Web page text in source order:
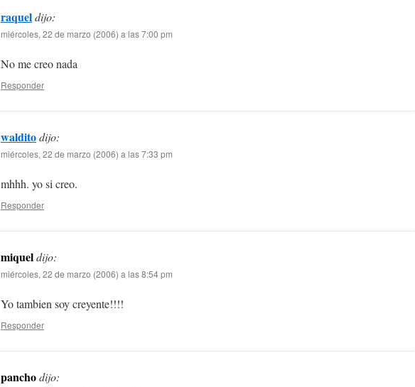
raqueldijo:
miércoles, 22 de marzo (2006) a las 7:00 pm
No me creo nada
Responder
walditodijo:
miércoles, 22 de marzo (2006) a las 7:33 pm
mhhh. yo si creo.
Responder
miqueldijo:
miércoles, 22 de marzo (2006) a las 8:54 pm
Yo tambien soy creyente!!!!
Responder
panchodijo: